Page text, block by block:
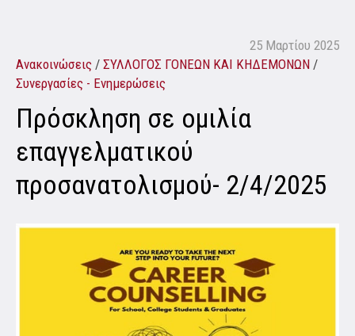
25 Μαρτίου 2025
Ανακοινώσεις / ΣΥΛΛΟΓΟΣ ΓΟΝΕΩΝ ΚΑΙ ΚΗΔΕΜΟΝΩΝ /
Συνεργασίες - Ενημερώσεις
Πρόσκληση σε ομιλία
επαγγελματικού
προσανατολισμού- 2/4/2025